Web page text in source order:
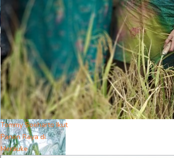
Tommy Soeharto Ikut
Panen Raya di
Merauke